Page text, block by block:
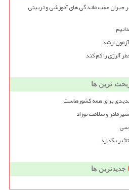
جبران عقب ماندگی های آموزشی و تربیتی
ارشد
آلرژی را کم کند
ترین ها
برای همه کشورهاست
و سلامت نوزاد
بگذارد
جدیدترین ها